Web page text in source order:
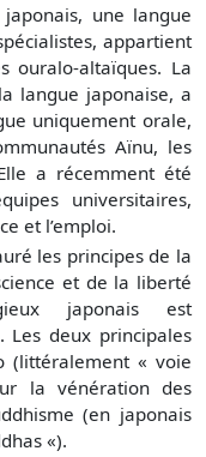
une langue
appartient
ouralo-altaïques. La
langue japonaise, a
uniquement orale,
Aïnu, les
a récemment été
universitaires,
et l’emploi.
les principes de la
et de la liberté
japonais est
Les deux principales
(littéralement « voie
la vénération des
(en japonais
«).